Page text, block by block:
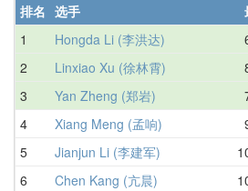
排名 选手
1
Hongda Li (李洪达)
2 Linxiao Xu (徐林霄)
3 Yan Zheng (郑岩)
4 Xiang Meng (孟响)
5 Jianjun Li (李建军)
6 Chen Kang (亢晨)